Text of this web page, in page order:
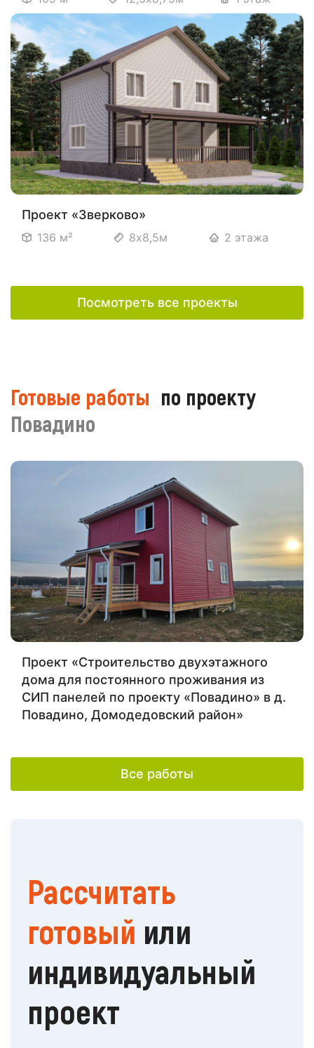
Проект «Зверково»
136 м² 8х8,5м 2 этажа
Посмотреть все проекты
Готовые работы по проекту
Повадино
Проект «Строительство двухэтажного
дома для постоянного проживания из
СИП панелей по проекту «Повадино» в д.
Повадино, Домодедовский район»
Все работы
Рассчитать
готовый или
индивидуальный
проект